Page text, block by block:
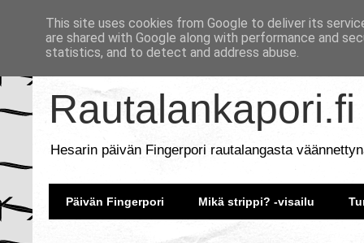
Rautalankapori.fi
Hesarin päivän Fingerpori rautalangasta
Päivän Fingerpori Mikä strippi? -visailu
This site uses cookies from Google to deliver its
are shared with Google along with performance and
statistics, and to detect and address abuse.